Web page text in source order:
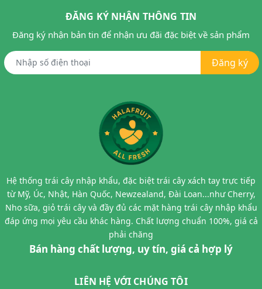
ĐĂNG KÝ NHẬN THÔNG TIN
Đăng ký nhận bản tin để nhận ưu đãi đặc biệt về sản phẩm
Đăng ký
Hệ thống trái cây nhập khẩu, đặc biệt trái cây xách tay trực tiếp
từ Mỹ, Úc, Nhật, Hàn Quốc, Newzealand, Đài Loan...như Cherry,
Nho sữa, giỏ trái cây và đầy đủ các mặt hàng trái cây nhập khẩu
đáp ứng mọi yêu cầu khác hàng. Chất lượng chuẩn 100%, giá cả
phải chăng
Bán hàng chất lượng, uy tín, giá cả hợp lý
LIÊN HỆ VỚI CHÚNG TÔI